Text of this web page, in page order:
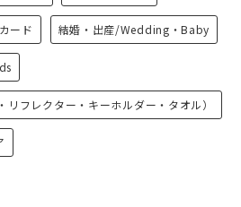
カード 結婚・出産/Wedding・Baby
フレクター・キーホルダー・タオル）